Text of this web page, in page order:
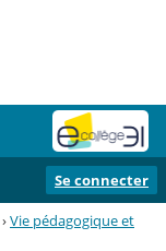
Se connecter
›Vie pédagogique et